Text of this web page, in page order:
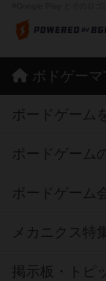
ボドゲーマ
ボードゲーム
ボードゲーム
ボードゲーム
メカニクス特集
掲示板・トピ